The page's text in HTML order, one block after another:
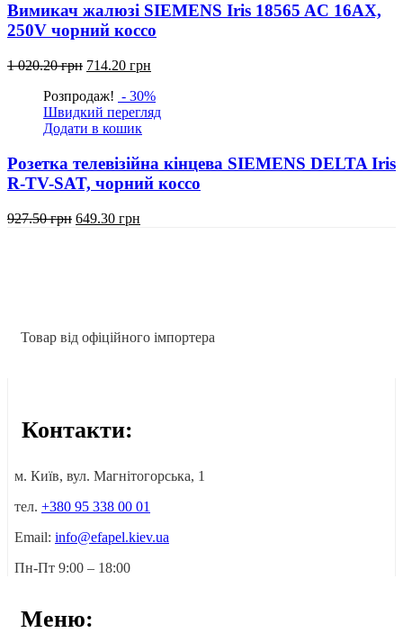
Вимикач жалюзі SIEMENS Iris 18565 AС 16АХ,
250V чорний коссо
1 020.20грн Оригінальна
1
020.20
грн.
714.20 грн
714.20
грн.
Розпродаж! - 30%
Швидкий перегляд
Додати в кошик
Розетка телевізійна кінцева SIEMENS DELTA Iris
R-TV-SAT, чорний коссо
927.50грн Оригінальна
649.30 грн
Товар від офіційного імпортера
Контакти:
м. Київ, вул. Магнітогорська, 1
тел. +380 95 338 00 01
Email: info@efapel.kiev.ua
Пн-Пт 9:00 – 18:00
Меню: